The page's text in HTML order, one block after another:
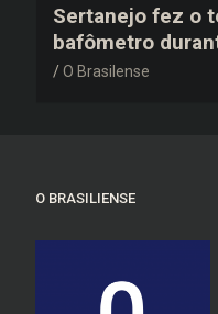
Sertanejo fez o
bafômetro
na estrada, deu
O Brasilense
O BRASILIENSE